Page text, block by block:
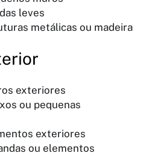
leves
metálicas ou madeira
exteriores
ou pequenas
exteriores
ou elementos